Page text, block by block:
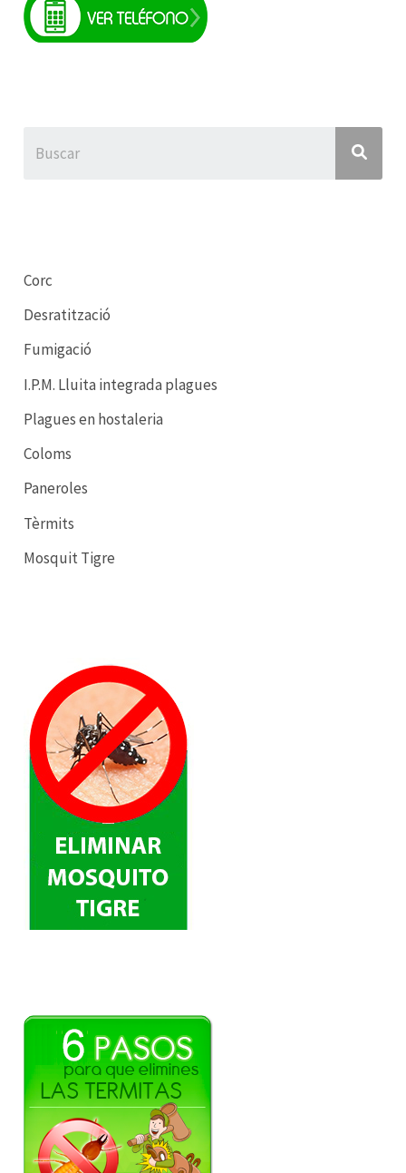
Corc
Desratització
Fumigació
I.P.M. Lluita integrada plagues
Plagues en hostaleria
Coloms
Paneroles
Tèrmits
Mosquit Tigre